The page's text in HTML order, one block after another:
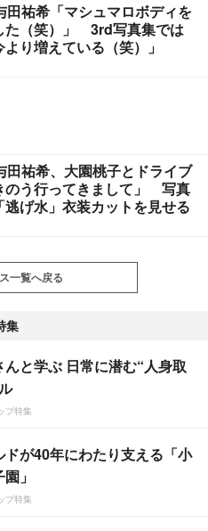
田祐希「マシュマロボディを
た（笑）」 3rd写真集では
より増えている（笑）」
田祐希、大園桃子とドライブ
のう行ってきまして」 写真
逃げ水」衣装カットを見せる
一覧へ戻る
集
んと学ぶ 日常に潜む“人身取
プ特集
ドが40年にわたり支える「小
」
プ特集